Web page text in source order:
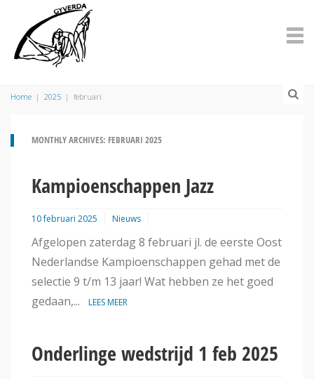
Home | 2025 | februari
MONTHLY ARCHIVES: FEBRUARI 2025
Kampioenschappen Jazz
10 februari 2025 Nieuws
Afgelopen zaterdag 8 februari jl. de eerste Oost
Nederlandse Kampioenschappen gehad met de
selectie 9 t/m 13 jaar! Wat hebben ze het goed
gedaan,...
LEES MEER
Onderlinge wedstrijd 1 feb 2025